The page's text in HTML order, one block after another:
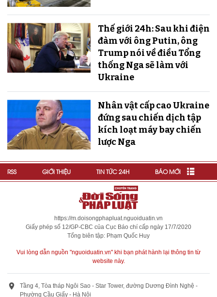
Thế giới 24h: Sau khi điện
đàm với ông Putin, ông
Trump nói về điều Tổng
thống Nga sẽ làm với
Ukraine
Nhân vật cấp cao Ukraine
đứng sau chiến dịch tập
kích loạt máy bay chiến
lược Nga
RSS GIỚI THIỆU TIN TỨC 24H BÁO MỚI
https://m.doisongphapluat.nguoiduatin.vn
Giấy phép số 12/GP-CBC của Cục Báo chí cấp ngày 17/7/2020
Tổng biên tập: Phạm Quốc Huy
Vui lòng dẫn nguồn "nguoiduatin.vn" khi bạn phát hành lại thông tin từ
website này.
Tầng 4, Tòa tháp Ngôi Sao - Star Tower, đường Dương Đình Nghệ -
Phường Cầu Giấy - Hà Nội